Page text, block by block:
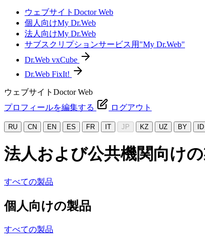
ウェブサイトDoctor Web
個人向けMy Dr.Web
法人向けMy Dr.Web
サブスクリプションサービス用"My Dr.Web"
Dr.Web vxCube
Dr.Web FixIt!
ウェブサイトDoctor Web
プロフィールを編集する
ログアウト
RU CN EN ES FR IT JP KZ UZ BY ID
法人および公共機関向け
すべての製品
個人向けの製品
すべての製品